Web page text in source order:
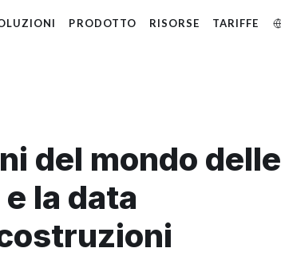
PRODOTTO RISORSE TARIFFE
del mondo delle
la data